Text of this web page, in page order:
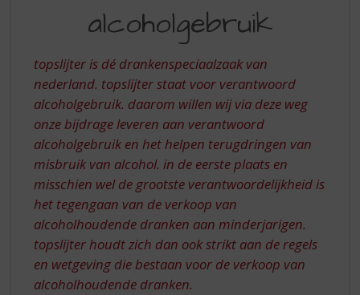
alcoholgebruik
topslijter is dé drankenspeciaalzaak van
nederland. topslijter staat voor verantwoord
alcoholgebruik. daarom willen wij via deze weg
onze bijdrage leveren aan verantwoord
alcoholgebruik en het helpen terugdringen van
misbruik van alcohol. in de eerste plaats en
misschien wel de grootste verantwoordelijkheid is
het tegengaan van de verkoop van
alcoholhoudende dranken aan minderjarigen.
topslijter houdt zich dan ook strikt aan de regels
en wetgeving die bestaan voor de verkoop van
alcoholhoudende dranken.